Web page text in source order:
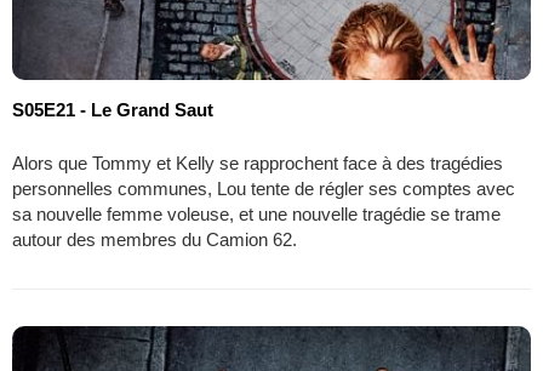
S05E21 - Le Grand Saut
Alors que Tommy et Kelly se rapprochent face à des tragédies
personnelles communes, Lou tente de régler ses comptes avec
sa nouvelle femme voleuse, et une nouvelle tragédie se trame
autour des membres du Camion 62.